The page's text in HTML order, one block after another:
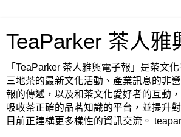
TeaParker 茶人雅
「TeaParker 茶人雅興電子報」是茶文
三地茶的最新文化活動、產業訊息的非
報的傳遞，以及和茶文化愛好者的互動
吸收茶正確的品茗知識的平台，並提升
目前正建構更多樣性的資訊交流。